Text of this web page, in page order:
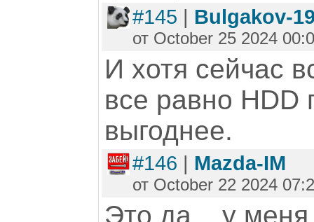
#145 | Bulgakov-
от October 25 2024
И хотя сейчас
все равно HDD
выгоднее.
#146 | Mazda-IM
от October 22 2024
Это да... у